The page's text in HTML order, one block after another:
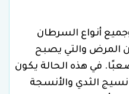
وجميع أنواع السرطان
المرض والتي يصبح
في هذه الحالة يكون
الثدي والأنسجة